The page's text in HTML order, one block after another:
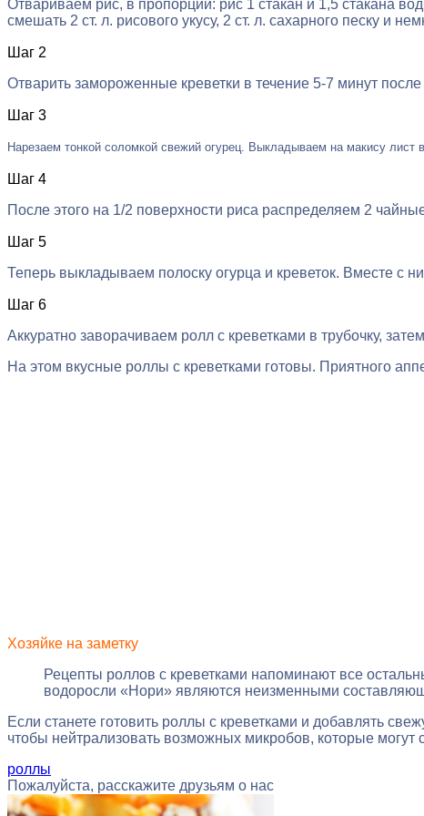
Отвариваем рис, в пропорции: рис 1 стакан и 1,5 стакана
смешать 2 ст. л. рисового укусу, 2 ст. л. сахарного песку и
Шаг 2
Отварить замороженные креветки в течение 5-7 минут
Шаг 3
Нарезаем тонкой соломкой свежий огурец. Выкладываем на макису
Шаг 4
После этого на 1/2 поверхности риса распределяем 2
Шаг 5
Теперь выкладываем полоску огурца и креветок. Вместе с
Шаг 6
Аккуратно заворачиваем ролл с креветками в трубочку,
На этом вкусные роллы с креветками готовы. Приятного
Хозяйке на заметку
Рецепты роллов с креветками напоминают все
водоросли «Нори» являются неизменными
Если станете готовить роллы с креветками и добавлять
чтобы нейтрализовать возможных микробов, которые могут
роллы
Пожалуйста, расскажите друзьям о нас